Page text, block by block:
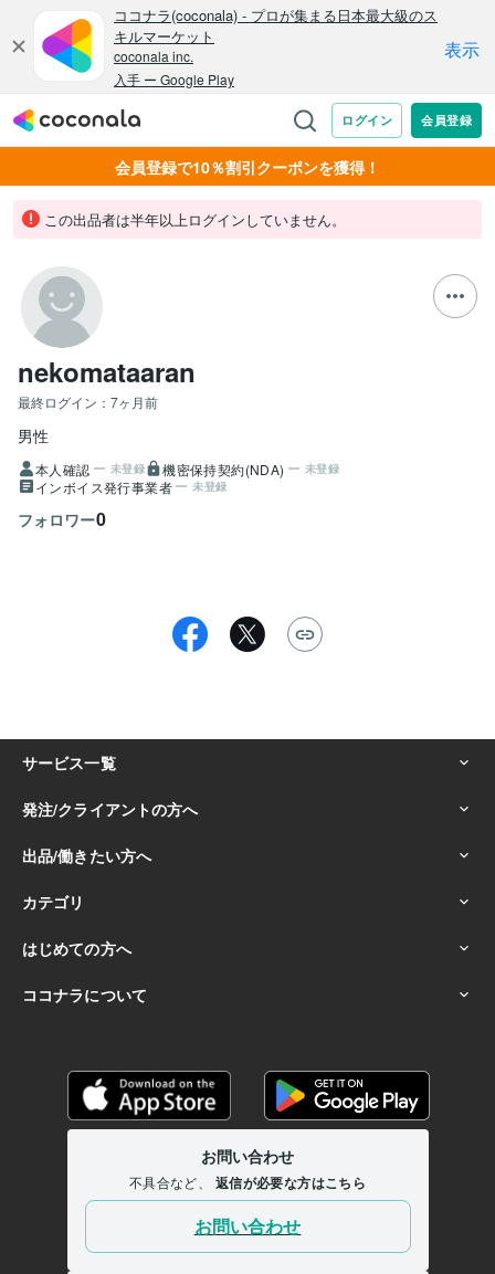
会員登録で10％割引クーポンを獲得！
この出品者は半年以上ログインしていません。
nekomataaran
最終ログイン： 7ヶ月前
男性
本人確認 未登録 機密保持契約(NDA) 未登録
インボイス発行事業者 未登録
フォロワー0